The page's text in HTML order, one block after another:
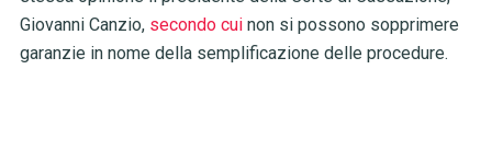
Giovanni Canzio, secondo cuinon si possono sopprimere
garanzie in nome della semplificazione delle procedure.